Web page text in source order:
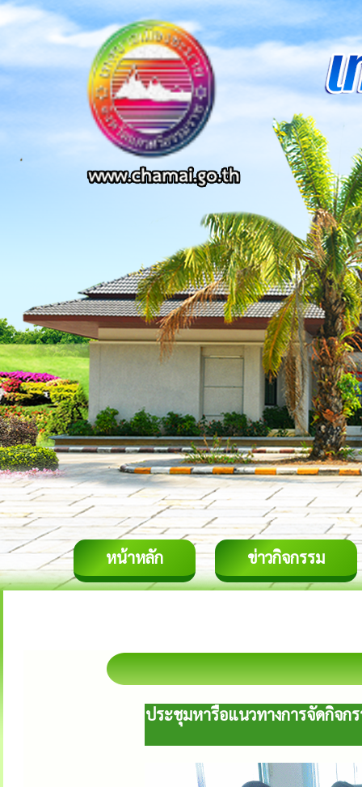
หน้าหลัก ข่าวกิจกรรม
ประชุมหารือแนวทางการจัดกิจก